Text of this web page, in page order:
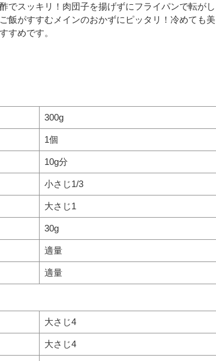
でスッキリ！肉団子を揚げずにフライパンで転がし
飯がすすむメインのおかずにピッタリ！冷めても美
すめです。
300g
1個
10g分
小さじ1/3
大さじ1
30g
適量
適量
大さじ4
大さじ4